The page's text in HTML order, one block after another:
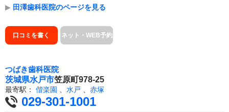
▶ 田澤歯科医院のページを見る
口コミを書く ネット・WEB予約
つばき歯科医院
茨城県水戸市笠原町978-25
最寄駅： 偕楽園 水戸 赤塚
029-301-1001